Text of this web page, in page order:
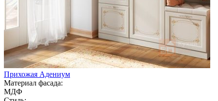
Прихожая Адениум
Материал фасада:
МДФ